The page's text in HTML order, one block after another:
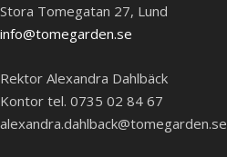
Stora Tomegatan 27, Lund
info@tomegarden.se
Rektor Alexandra Dahlbäck
Kontor tel. 0735 02 84 67
alexandra.dahlback@tomegarden.se